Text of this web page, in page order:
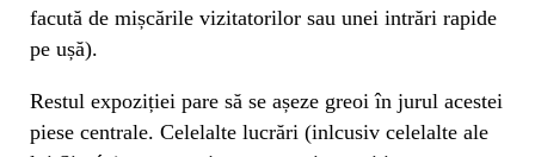
facută de mișcările vizitatorilor sau unei intrări rapide
pe ușă).
Restul expoziției pare să se așeze greoi în jurul acestei
piese centrale. Celelalte lucrări (inlcusiv celelalte ale